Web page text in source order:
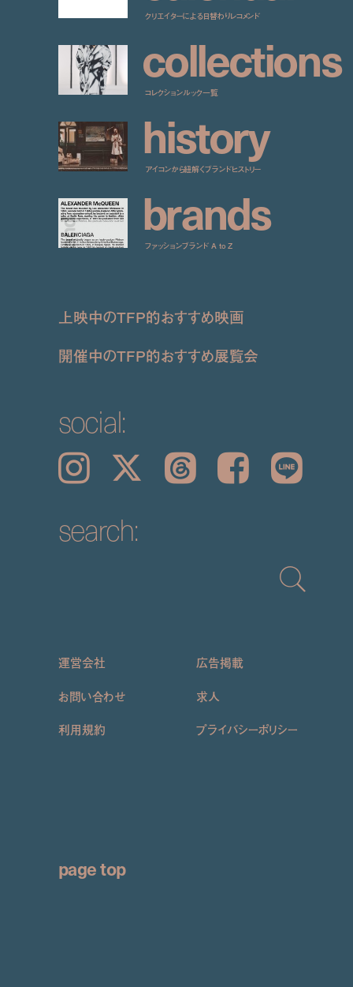
クリエイターによる日替わりレコメンド
collections
コレクションルック一覧
history
アイコンから紐解くブランドヒストリー
brands
ファッションブランド A to Z
上映中のTFP的おすすめ映画
開催中のTFP的おすすめ展覧会
social:
Instagram 𝕏 Threads Facebook LINE
search:
運営会社
広告掲載
お問い合わせ
求人
利用規約 プライバシーポリシー
page top